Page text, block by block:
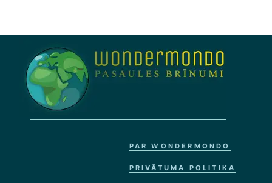
PAR WONDERMONDO
PRIVĀTUMA POLITIKA